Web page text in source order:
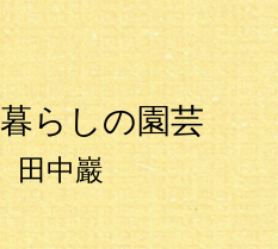
暮らしの園芸
田中巖